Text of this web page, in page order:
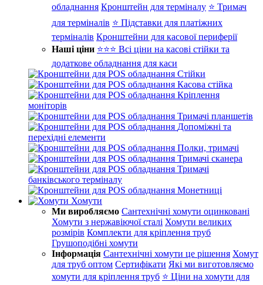
обладнання Кронштейн для терміналу ⭐ Тримач
для терміналів ⭐ Підставки для платіжних
терміналів Кронштейни для касової периферії
Наші ціни ⭐⭐⭐ Всі ціни на касові стійки та
додаткове обладнання для каси
Стійки
Касова стійка
Кріплення
моніторів
Тримачі планшетів
Допоміжні та
перехідні елементи
Полки, тримачі
Тримачі сканера
Тримачі
банківського терміналу
Монетниці
Хомути
Ми виробляємо Сантехнічні хомути оцинковані
Хомути з нержавіючої сталі Хомути великих
розмірів Комплекти для кріплення труб
Грушоподібні хомути
Інформація Сантехнічні хомути це рішення Хомут
для труб оптом Сертифікати Які ми виготовляємо
хомути для кріплення труб ⭐ Ціни на хомути для